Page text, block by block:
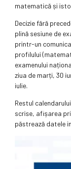
matematică și
Decizie fără
plină sesiune de
printr-un
profilului
examenului
ziua de marți, 30
iulie.
Restul
scrise, afișarea
păstrează datele